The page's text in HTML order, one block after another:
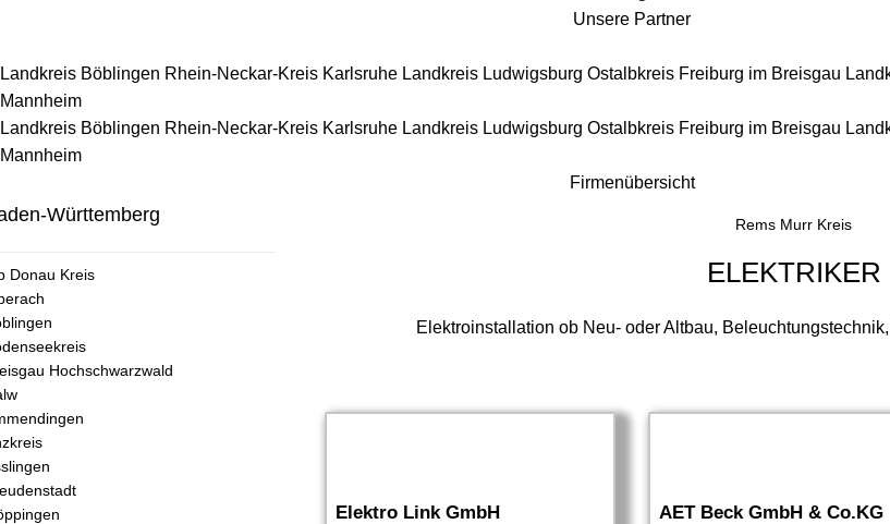
Unsere Partner
Landkreis Böblingen Rhein-Neckar-Kreis Karlsruhe Landkreis Ludwigsburg Ostalbkreis Freiburg im Breisgau
Mannheim
Landkreis Böblingen Rhein-Neckar-Kreis Karlsruhe Landkreis Ludwigsburg Ostalbkreis Freiburg im Breisgau
Mannheim
Firmenübersicht
Württemberg
Donau Kreis
Hochschwarzwald
Rems Murr Kreis
ELEKTRIKER
Elektroinstallation ob Neu- oder Altbau,
Elektro Link GmbH AET Beck GmbH & Co.KG